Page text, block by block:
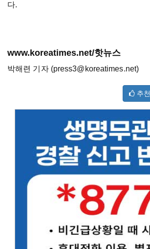
다.
www.koreatimes.net/핫뉴스
박해련 기자 (press3@koreatimes.net)
추천